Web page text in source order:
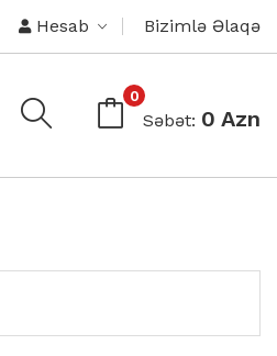
Hesab Bizimlə Əlaqə
Səbət: 0 Azn
0